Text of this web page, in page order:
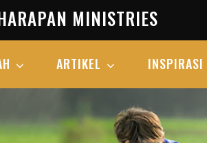
MINISTRIES
ARTIKEL INSPIRASI